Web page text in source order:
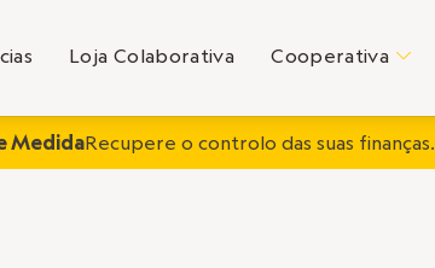
Loja Colaborativa Cooperativa C
MedidaRecupere o controlo das suas finanças.